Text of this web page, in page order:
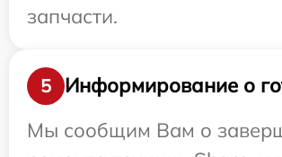
запчасти.
5
Информирование о
Мы сообщим Вам о